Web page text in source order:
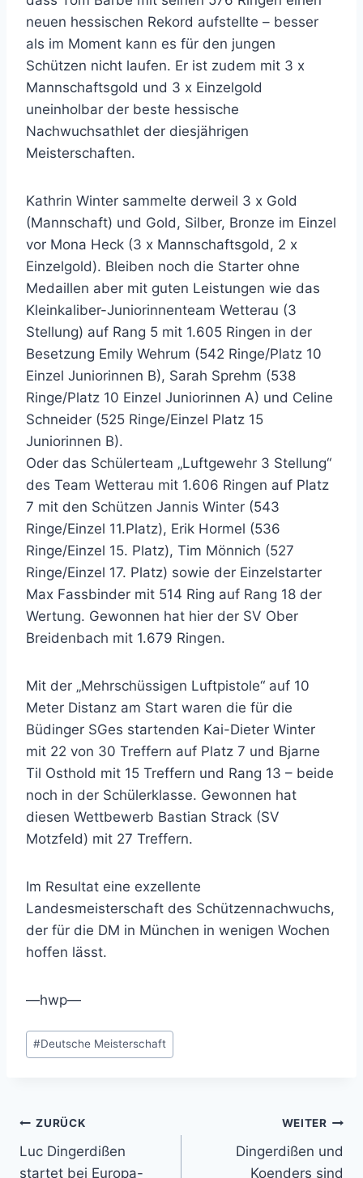
neuen hessischen Rekord aufstellte – besser
als im Moment kann es für den jungen
Schützen nicht laufen. Er ist zudem mit 3 x
Mannschaftsgold und 3 x Einzelgold
uneinholbar der beste hessische
Nachwuchsathlet der diesjährigen
Meisterschaften.
Kathrin Winter sammelte derweil 3 x Gold
(Mannschaft) und Gold, Silber, Bronze im Einzel
vor Mona Heck (3 x Mannschaftsgold, 2 x
Einzelgold). Bleiben noch die Starter ohne
Medaillen aber mit guten Leistungen wie das
Kleinkaliber-Juniorinnenteam Wetterau (3
Stellung) auf Rang 5 mit 1.605 Ringen in der
Besetzung Emily Wehrum (542 Ringe/Platz 10
Einzel Juniorinnen B), Sarah Sprehm (538
Ringe/Platz 10 Einzel Juniorinnen A) und Celine
Schneider (525 Ringe/Einzel Platz 15
Juniorinnen B).
Oder das Schülerteam „Luftgewehr 3 Stellung“
des Team Wetterau mit 1.606 Ringen auf Platz
7 mit den Schützen Jannis Winter (543
Ringe/Einzel 11.Platz), Erik Hormel (536
Ringe/Einzel 15. Platz), Tim Mönnich (527
Ringe/Einzel 17. Platz) sowie der Einzelstarter
Max Fassbinder mit 514 Ring auf Rang 18 der
Wertung. Gewonnen hat hier der SV Ober
Breidenbach mit 1.679 Ringen.
Mit der „Mehrschüssigen Luftpistole“ auf 10
Meter Distanz am Start waren die für die
Büdinger SGes startenden Kai-Dieter Winter
mit 22 von 30 Treffern auf Platz 7 und Bjarne
Til Osthold mit 15 Treffern und Rang 13 – beide
noch in der Schülerklasse. Gewonnen hat
diesen Wettbewerb Bastian Strack (SV
Motzfeld) mit 27 Treffern.
Im Resultat eine exzellente
Landesmeisterschaft des Schützennachwuchs,
der für die DM in München in wenigen Wochen
hoffen lässt.
—hwp—
Schlagworte:
#Deutsche Meisterschaft
Beitragsnavigation
ZURÜCK
Luc Dingerdißen
startet bei Europa-
WEITER
Dingerdißen und
Koenders sind